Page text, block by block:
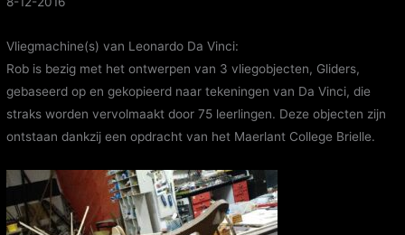
Vliegmachine(s) van Leonardo Da Vinci:
Rob is bezig met het ontwerpen van 3 vliegobjecten, Gliders,
gebaseerd op en gekopieerd naar tekeningen van Da Vinci, die
straks worden vervolmaakt door 75 leerlingen. Deze objecten zijn
ontstaan dankzij een opdracht van het Maerlant College Brielle.